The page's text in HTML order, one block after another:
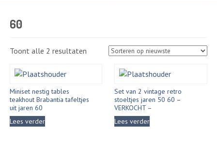
60
Toont alle 2 resultaten Gesorteerd
Miniset nestig tables
teakhout Brabantia tafeltjes
uit jaren 60
Lees verder
Set van 2 vintage retro
stoeltjes jaren 50 60 –
VERKOCHT –
Lees verder